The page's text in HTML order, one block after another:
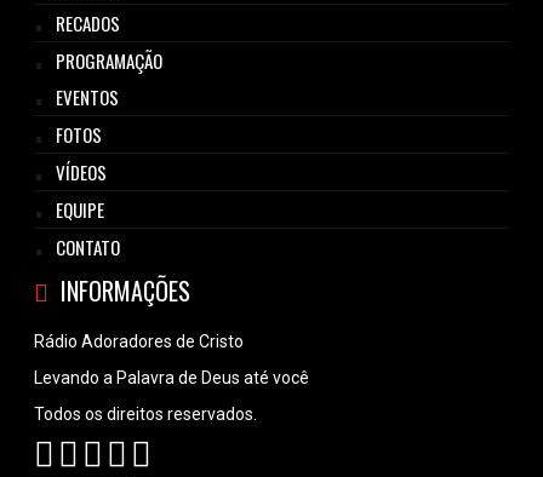
RECADOS
PROGRAMAÇÃO
EVENTOS
FOTOS
VÍDEOS
EQUIPE
CONTATO
INFORMAÇÕES
Rádio Adoradores de Cristo
Levando a Palavra de Deus até você
Todos os direitos reservados.